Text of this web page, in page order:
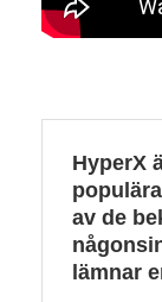
HyperX
av de
lämnar